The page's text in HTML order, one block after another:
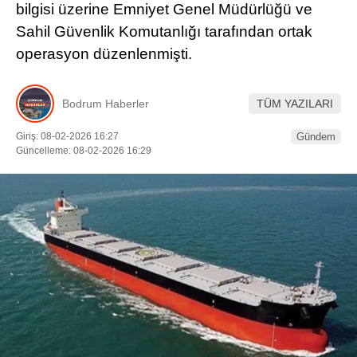
bilgisi üzerine Emniyet Genel Müdürlüğü ve
Sahil Güvenlik Komutanlığı tarafından ortak
operasyon düzenlenmişti.
Bodrum Haberler TÜM YAZILARI
Giriş: 08-02-2026 16:27
Güncelleme: 08-02-2026 16:29
Gündem